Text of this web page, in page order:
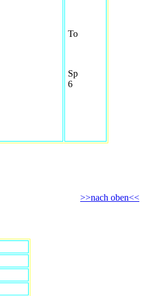
To
Sp
6
>>nach oben<<